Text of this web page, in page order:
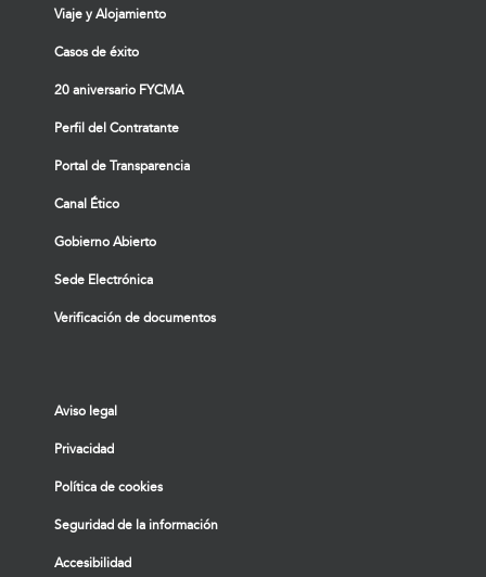
Viaje y Alojamiento
Casos de éxito
20 aniversario FYCMA
Perfil del Contratante
Portal de Transparencia
Canal Ético
Gobierno Abierto
Sede Electrónica
Verificación de documentos
Aviso legal
Privacidad
Política de cookies
Seguridad de la información
Accesibilidad